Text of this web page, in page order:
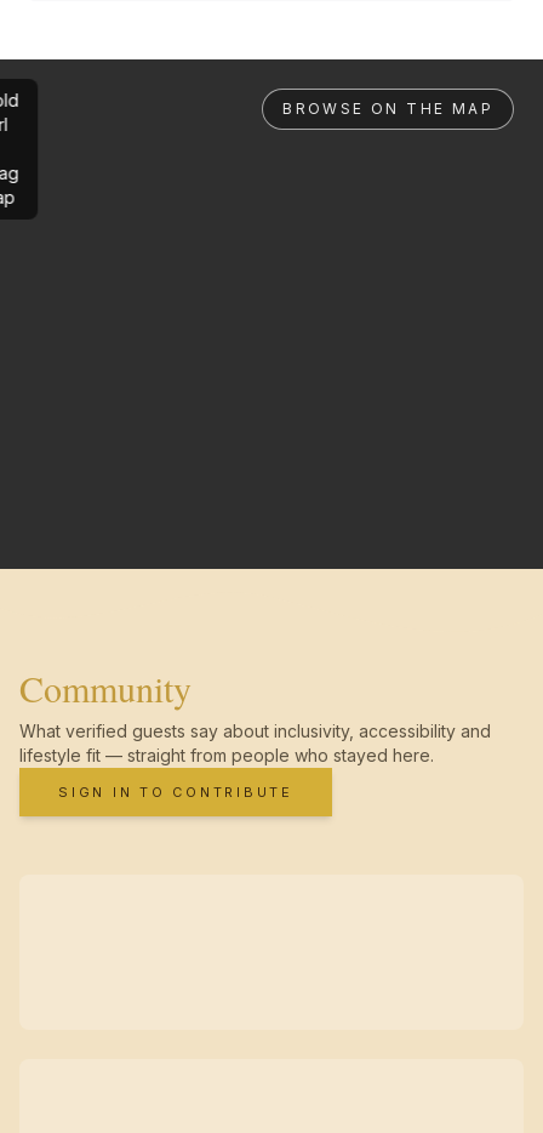
BROWSE ON THE MAP
Community
What verified guests say about inclusivity, accessibility and
lifestyle fit — straight from people who stayed here.
SIGN IN TO CONTRIBUTE